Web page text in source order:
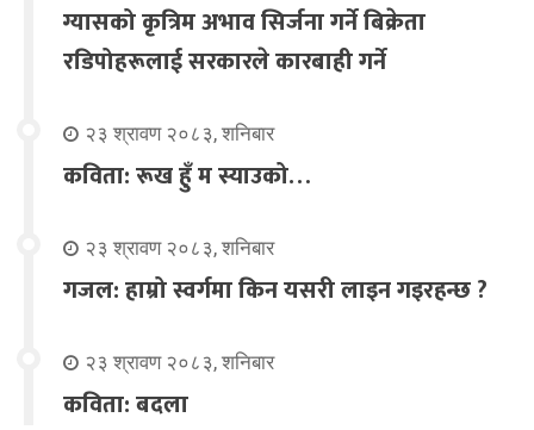
ग्यासको कृत्रिम अभाव सिर्जना गर्ने बिक्रेता
रडिपोहरूलाई सरकारले कारबाही गर्ने
२३ श्रावण २०८३, शनिबार
कविता: रूख हुँ म स्याउको…
२३ श्रावण २०८३, शनिबार
गजल: हाम्रो स्वर्गमा किन यसरी लाइन गइरहन्छ ?
२३ श्रावण २०८३, शनिबार
कविता: बदला